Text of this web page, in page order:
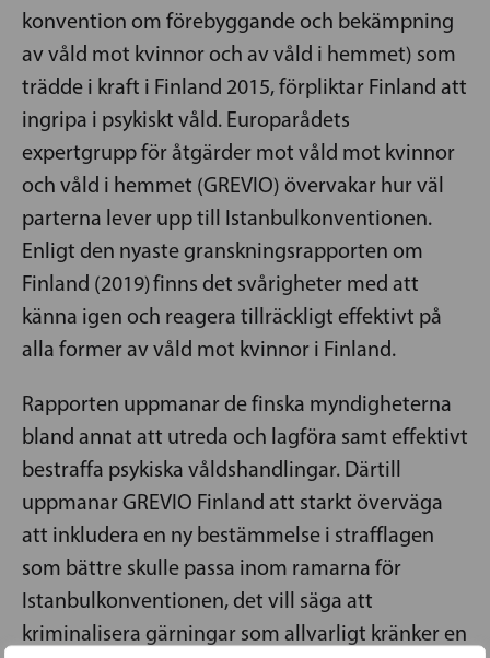
konvention om förebyggande och bekämpning
av våld mot kvinnor och av våld i hemmet) som
trädde i kraft i Finland 2015, förpliktar Finland att
ingripa i psykiskt våld. Europarådets
expertgrupp för åtgärder mot våld mot kvinnor
och våld i hemmet (GREVIO) övervakar hur väl
parterna lever upp till Istanbulkonventionen.
Enligt den nyaste granskningsrapporten om
Finland (2019) finns det svårigheter med att
känna igen och reagera tillräckligt effektivt på
alla former av våld mot kvinnor i Finland.
Rapporten uppmanar de finska myndigheterna
bland annat att utreda och lagföra samt effektivt
bestraffa psykiska våldshandlingar. Därtill
uppmanar GREVIO Finland att starkt överväga
att inkludera en ny bestämmelse i strafflagen
som bättre skulle passa inom ramarna för
Istanbulkonventionen, det vill säga att
kriminalisera gärningar som allvarligt kränker en